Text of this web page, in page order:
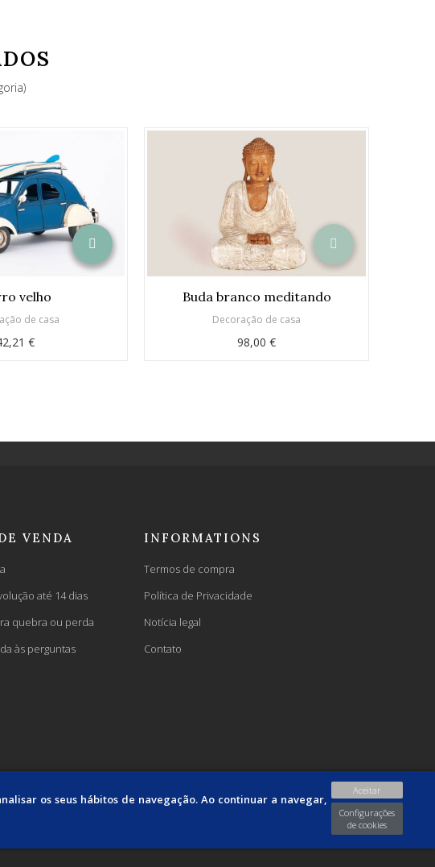
os seus hábitos de navegação. Ao continuar a navegar,
Aceitar
Configurações
de cookies
velho
de casa
€
Buda branco meditando
Decoração de casa
98,00 €
VENDA
até 14 dias
quebra ou perda
às perguntas
INFORMATIONS
Termos de compra
Política de Privacidade
Notícia legal
Contato